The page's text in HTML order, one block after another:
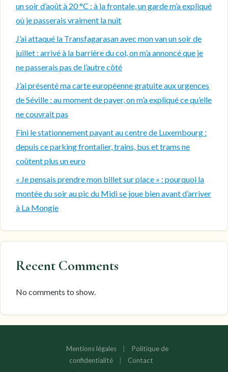
un soir d’août à 20 °C : à la frontale, un garde m’a expliqué
où je passerais vraiment la nuit
J’ai attaqué la Transfagarasan avec mon van un soir de
juillet : arrivé à la barrière du col, on m’a annoncé que je
ne passerais pas de l’autre côté
J’ai présenté ma carte européenne gratuite aux urgences
de Séville : au moment de payer, on m’a expliqué ce qu’elle
ne couvrait pas
Fini le stationnement payant au centre de Luxembourg :
depuis ce parking frontalier, trains, bus et trams ne
coûtent plus un euro
« Je pensais prendre mon billet sur place » : pourquoi la
montée du soir au pic du Midi se joue bien avant d’arriver
à La Mongie
Recent Comments
No comments to show.
Mentions légales
Politique de
confidentialité
Contact